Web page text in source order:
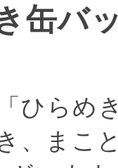
缶バ
ひらめ
、まこ